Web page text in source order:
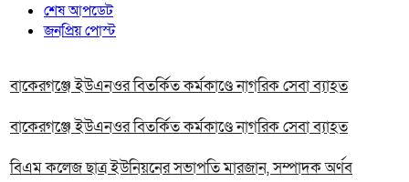
শেষ আপডেট
জনপ্রিয় পোস্ট
বাকেরগঞ্জে ইউএনওর বিতর্কিত কর্মকাণ্ডে নাগরিক সেবা ব্যাহত
বাকেরগঞ্জে ইউএনওর বিতর্কিত কর্মকাণ্ডে নাগরিক সেবা ব্যাহত
বিএম কলেজ ছাত্র ইউনিয়নের সভাপতি মারজান, সম্পাদক অর্ণব